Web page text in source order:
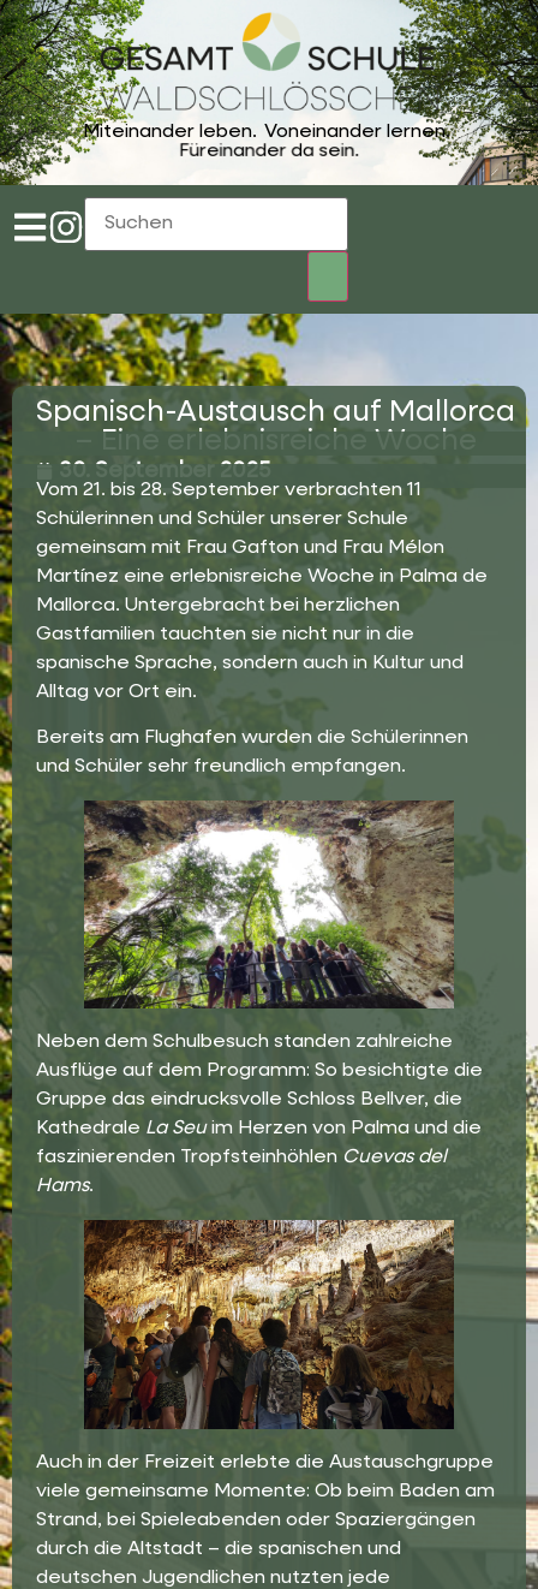
Miteinander leben. Voneinander lernen.
Füreinander da sein.
Spanisch-Austausch auf Mallorca
– Eine erlebnisreiche Woche
30. September 2025
Vom 21. bis 28. September verbrachten 11
Schülerinnen und Schüler unserer Schule
gemeinsam mit Frau Gafton und Frau Mélon
Martínez eine erlebnisreiche Woche in Palma de
Mallorca. Untergebracht bei herzlichen
Gastfamilien tauchten sie nicht nur in die
spanische Sprache, sondern auch in Kultur und
Alltag vor Ort ein.
Bereits am Flughafen wurden die Schülerinnen
und Schüler sehr freundlich empfangen.
Neben dem Schulbesuch standen zahlreiche
Ausflüge auf dem Programm: So besichtigte die
Gruppe das eindrucksvolle Schloss Bellver, die
Kathedrale La Seuim Herzen von Palma und die
faszinierenden Tropfsteinhöhlen Cuevas del
Hams.
Auch in der Freizeit erlebte die Austauschgruppe
viele gemeinsame Momente: Ob beim Baden am
Strand, bei Spieleabenden oder Spaziergängen
durch die Altstadt – die spanischen und
deutschen Jugendlichen nutzten jede